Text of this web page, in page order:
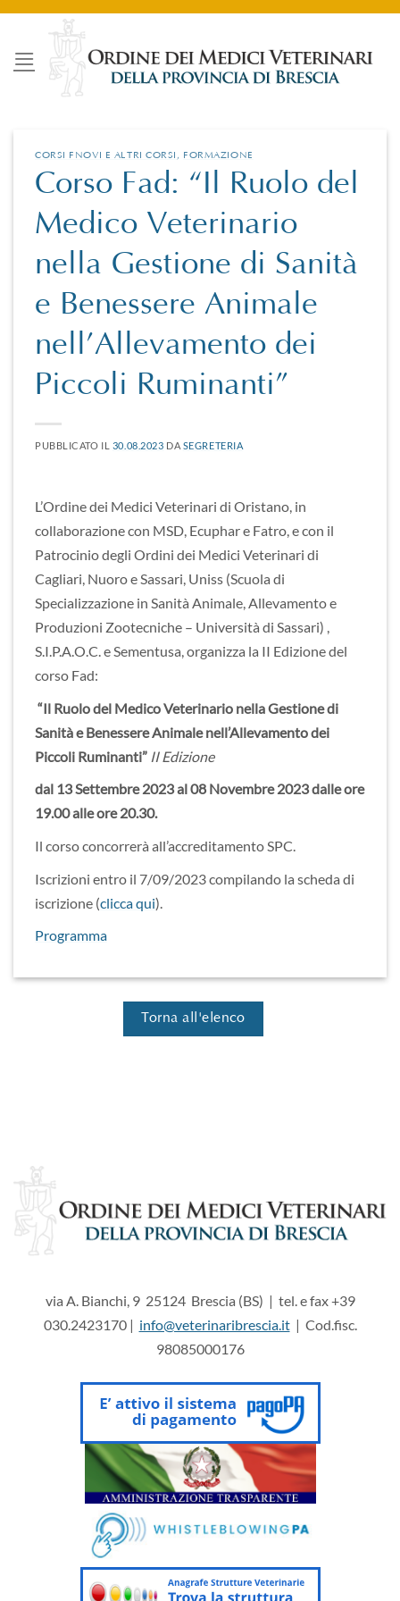
Salta
contenuti
CORSI FNOVI E ALTRI CORSI , FORMAZIONE
Corso Fad: “Il Ruolo del
Medico Veterinario
nella Gestione di Sanità
e Benessere Animale
nell’Allevamento dei
Piccoli Ruminanti”
PUBBLICATO IL 30.08.2023 DA SEGRETERIA
L’Ordine dei Medici Veterinari di Oristano, in
collaborazione con MSD, Ecuphar e Fatro, e con il
Patrocinio degli Ordini dei Medici Veterinari di
Cagliari, Nuoro e Sassari, Uniss (Scuola di
Specializzazione in Sanità Animale, Allevamento e
Produzioni Zootecniche – Università di Sassari) ,
S.I.P.A.O.C. e Sementusa, organizza la II Edizione del
corso Fad:
“Il Ruolo del Medico Veterinario nella Gestione di
Sanità e Benessere Animale nell’Allevamento dei
Piccoli Ruminanti” II Edizione
dal 13 Settembre 2023 al 08 Novembre 2023 dalle ore
19.00 alle ore 20.30.
Il corso concorrerà all’accreditamento SPC.
Iscrizioni entro il 7/09/2023 compilando la scheda di
iscrizione (clicca qui).
Programma
Torna all'elenco
via A. Bianchi, 9 25124 Brescia (BS) | tel. e fax +39
030.2423170 | info@veterinaribrescia.it| Cod.fisc.
98085000176